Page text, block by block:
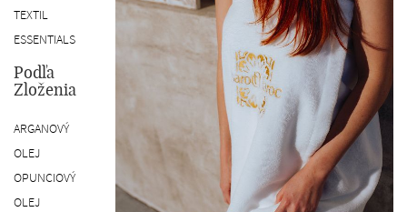
TEXTIL
ESSENTIALS
Podľa
Zloženia
ARGANOVÝ
OLEJ
OPUNCIOVÝ
OLEJ